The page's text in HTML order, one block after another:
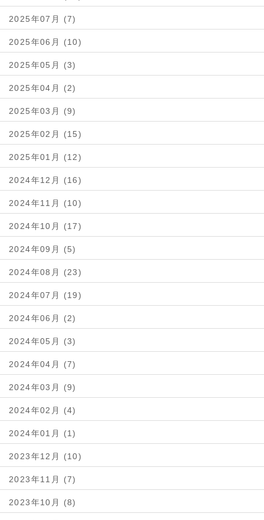
2025年07月 (7)
2025年06月 (10)
2025年05月 (3)
2025年04月 (2)
2025年03月 (9)
2025年02月 (15)
2025年01月 (12)
2024年12月 (16)
2024年11月 (10)
2024年10月 (17)
2024年09月 (5)
2024年08月 (23)
2024年07月 (19)
2024年06月 (2)
2024年05月 (3)
2024年04月 (7)
2024年03月 (9)
2024年02月 (4)
2024年01月 (1)
2023年12月 (10)
2023年11月 (7)
2023年10月 (8)